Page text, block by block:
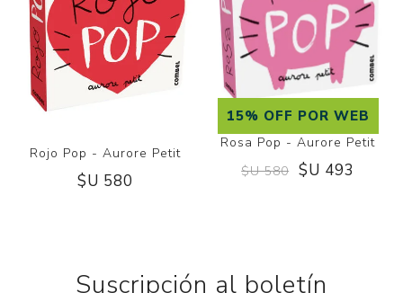
Rojo Pop - Aurore Petit
$U 580
15% OFF POR WEB
Rosa Pop - Aurore Petit
$U 580 $U 493
Suscripción al boletín